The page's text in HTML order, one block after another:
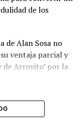
de los
de Alan Sosa no
ventaja parcial y
de Arroyito’ por la
Gigante de